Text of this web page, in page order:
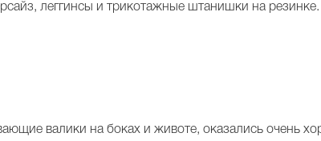
леггинсы и трикотажные штанишки на
валики на боках и животе, оказались очень